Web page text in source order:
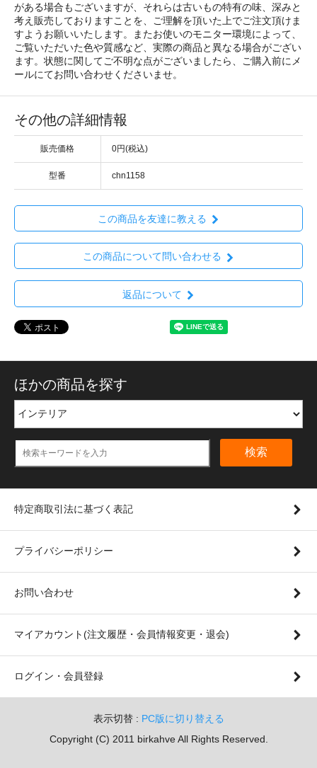
がある場合もございますが、それらは古いもの特有の味、深みと
考え販売しておりますことを、ご理解を頂いた上でご注文頂けま
すようお願いいたします。またお使いのモニター環境によって、
ご覧いただいた色や質感など、実際の商品と異なる場合がござい
ます。状態に関してご不明な点がございましたら、ご購入前にメ
ールにてお問い合わせくださいませ。
その他の詳細情報
販売価格 0円(税込)
型番 chn1158
この商品を友達に教える
この商品について問い合わせる
返品について
ほかの商品を探す
検索
特定商取引法に基づく表記
プライバシーポリシー
お問い合わせ
マイアカウント(注文履歴・会員情報変更・退会)
ログイン・会員登録
表示切替 : PC版に切り替える
Copyright (C) 2011 birkahve All Rights Reserved.